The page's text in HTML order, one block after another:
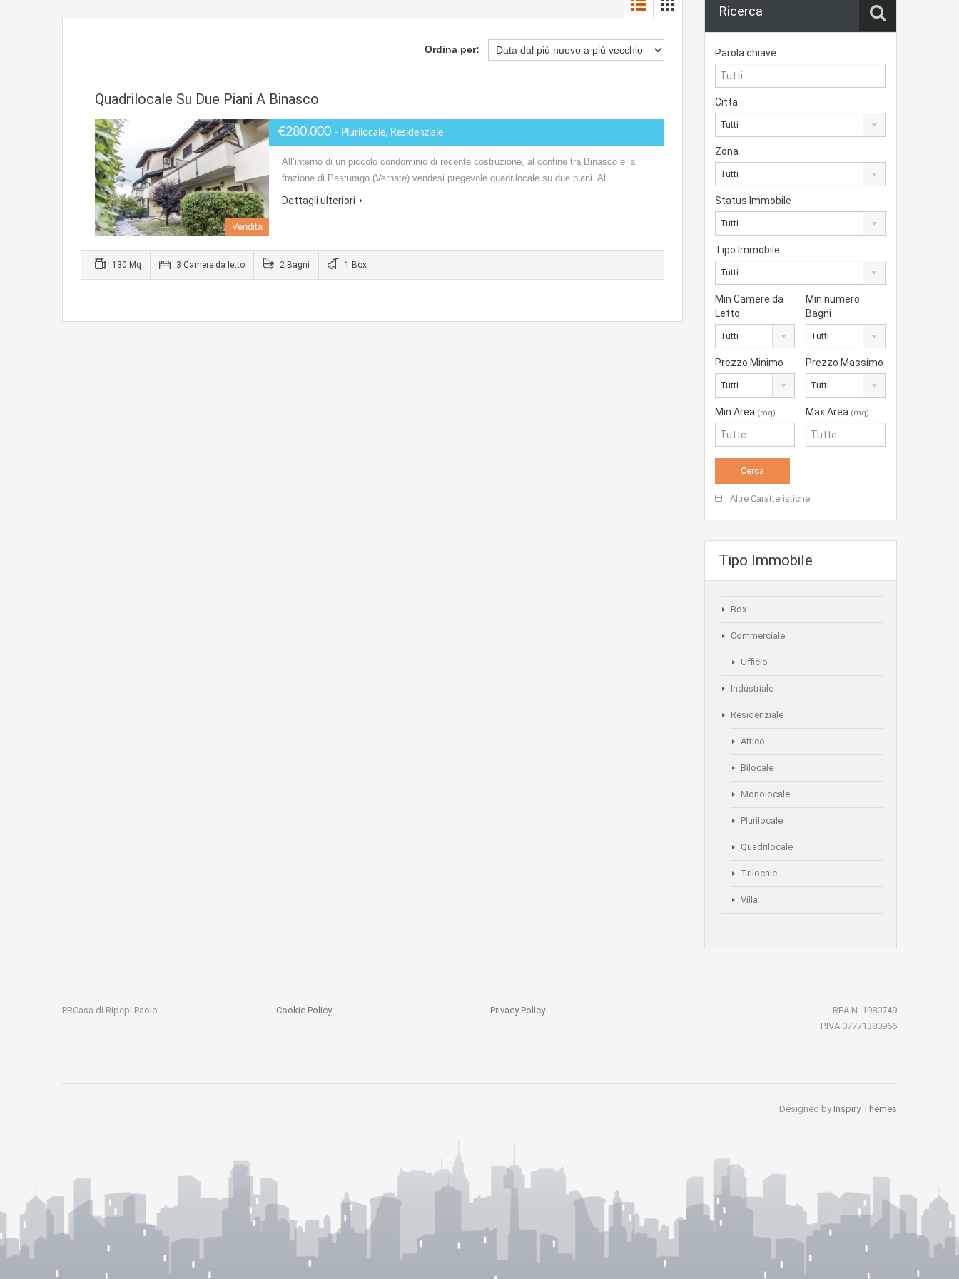
Ordina per:
Quadrilocale Su Due Piani A Binasco
Vendita
€280.000 - Plurilocale, Residenziale
All’interno di un piccolo condominio di recente costruzione, al confine tra Binasco e la
frazione di Pasturago (Vernate) vendesi pregevole quadrilocale su due piani. Al…
Dettagli ulteriori
130 Mq 3 Camere da letto 2 Bagni 1 Box
Ricerca
Parola chiave
Citta
Tutti
Zona
Tutti
Status Immobile
Tutti
Tipo Immobile
Tutti
Min Camere da
Letto
Tutti
Min numero
Bagni
Tutti
Prezzo Minimo
Tutti
Prezzo Massimo
Tutti
Min Area (mq) Max Area (mq)
Altre Caratteristiche
Tipo Immobile
Box
Commerciale
Ufficio
Industriale
Residenziale
Attico
Bilocale
Monolocale
Plurilocale
Quadrilocale
Trilocale
Villa
PRCasa di Ripepi Paolo Cookie Policy Privacy Policy
REA N. 1980749
P.IVA 07771380966
Designed by Inspiry Themes